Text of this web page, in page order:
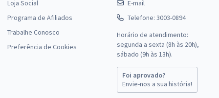
Loja Social
Programa de Afiliados
Trabalhe Conosco
Preferência de Cookies
E-mail
Telefone: 3003-0894
Horário de atendimento:
segunda a sexta (8h às 20h),
sábado (9h às 13h).
Foi aprovado?
Envie-nos a sua história!